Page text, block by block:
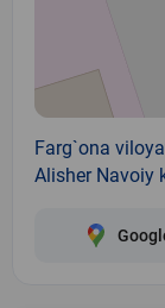
Farg`ona
Alisher Navoiy